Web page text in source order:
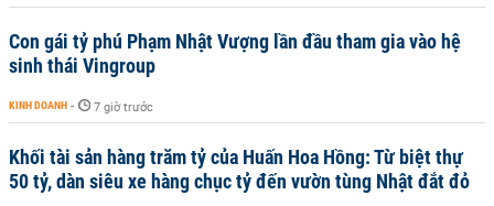
Con gái tỷ phú Phạm Nhật Vượng lần đầu tham gia vào hệ
sinh thái Vingroup
KINH DOANH - 7 giờ trước
Khối tài sản hàng trăm tỷ của Huấn Hoa Hồng: Từ biệt thự
50 tỷ, dàn siêu xe hàng chục tỷ đến vườn tùng Nhật đắt đỏ